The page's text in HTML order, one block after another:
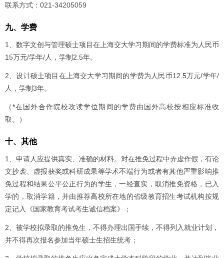
联系方式：021-34205059
九、学费
1、数字文创与管理硕士项目在上海交大学习期间的学费标准为人民币
15万元/学年/人，学制2.5年。
2、设计硕士项目在上海交大学习期间的学费为人民币12.5万元/学年/
人，学制3年。
（*在国外合作院校攻读学位期间的学费由国外高校按相应标准收
取。）
十、其他
1、申请人应提供真实、准确的材料。对在推免过程中弄虚作假，有论
文抄袭、虚报获奖或科研成果等学术不端行为或者有其他严重影响推
免过程和结果公平公正行为的学生，一经查实，取消推免资格，已入
学的，取消学籍，并由推荐高校所在地的省级教育招生考试机构按规
定记入《国家教育考试考生诚信档案》；
2、被学校拟录取的推免生，不得办理出国手续，不得列入就业计划，
并不得再次报名参加当年硕士生招生统考；